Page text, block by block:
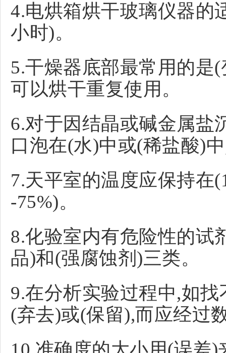
4.电烘箱烘干玻璃仪器的
小时)。
5.干燥器底部最常用的是
可以烘干重复使用。
6.对于因结晶或碱金属盐
口泡在(水)中或(稀盐酸)
7.天平室的温度应保持在
-75%)。
8.化验室内有危险性的试
品)和(强腐蚀剂)三类。
9.在分析实验过程中,如
(弃去)或(保留),而应经过